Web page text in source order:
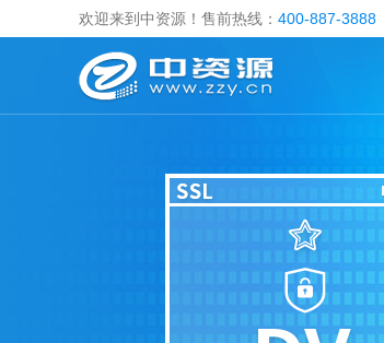
欢迎来到中资源！售前热线： 400-887-3888